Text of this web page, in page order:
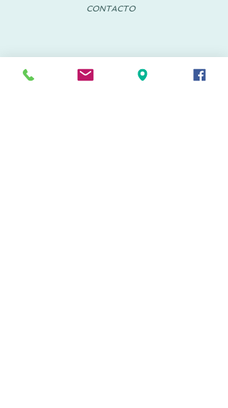
© 2018 PACHUS España-México
CONTACTO